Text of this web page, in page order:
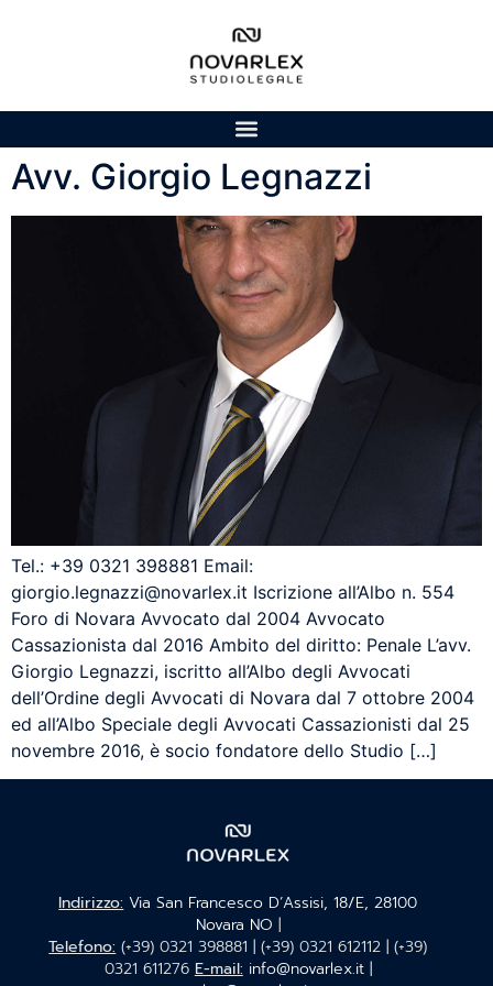
Avv. Giorgio Legnazzi
Tel.: +39 0321 398881 Email:
giorgio.legnazzi@novarlex.it Iscrizione all’Albo n. 554
Foro di Novara Avvocato dal 2004 Avvocato
Cassazionista dal 2016 Ambito del diritto: Penale L’avv.
Giorgio Legnazzi, iscritto all’Albo degli Avvocati
dell’Ordine degli Avvocati di Novara dal 7 ottobre 2004
ed all’Albo Speciale degli Avvocati Cassazionisti dal 25
novembre 2016, è socio fondatore dello Studio […]
Indirizzo: Via San Francesco D’Assisi, 18/E, 28100
Novara NO |
Telefono:(+39) 0321 398881 |(+39) 0321 612112 | (+39)
0321 611276 E-mail: info@novarlex.it|